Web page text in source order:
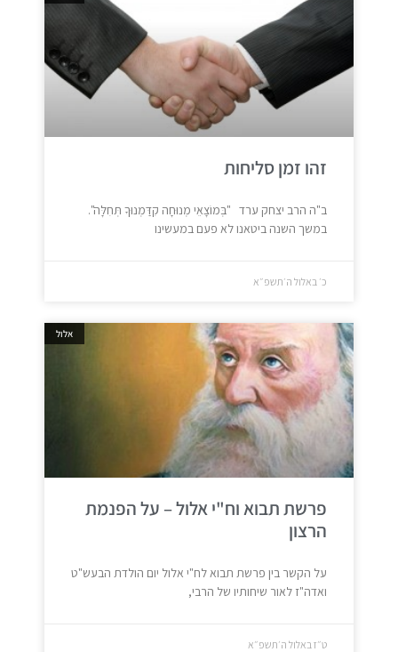
זהו זמן סליחות
ב"ה הרב יצחק ערד "בְּמוֹצָאֵי מְנוּחָה קִדַּמְנוּךָ תְּחִלָּה".
במשך השנה ביטאנו לא פעם במעשינו
כ׳ באלול ה׳תשפ״א
אלול
פרשת תבוא וח"י אלול – על הפנמת
הרצון
על הקשר בין פרשת תבוא לח"י אלול יום הולדת הבעש"ט
ואדה"ז לאור שיחותיו של הרבי,
ט״ז באלול ה׳תשפ״א